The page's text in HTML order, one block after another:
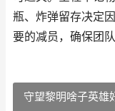
瓶、炸弹留存决定
要的减员，确保团
守望黎明啥子英雄